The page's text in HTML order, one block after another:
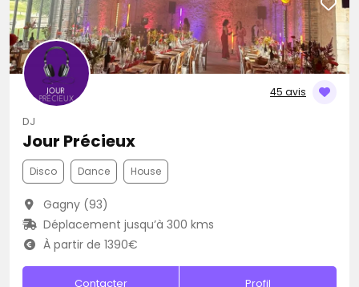
45 avis
DJ
Jour Précieux
Disco Dance House
Gagny (93)
Déplacement jusqu’à 300 kms
À partir de 1390€
Contacter Profil